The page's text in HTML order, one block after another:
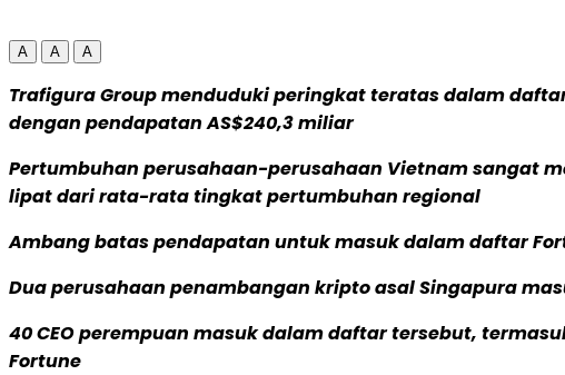
A A A
Trafigura Group menduduki peringkat teratas dalam
dengan pendapatan AS$240,3 miliar
Pertumbuhan perusahaan-perusahaan Vietnam sangat
lipat dari rata-rata tingkat pertumbuhan regional
Ambang batas pendapatan untuk masuk dalam daftar
Dua perusahaan penambangan kripto asal Singapura
40 CEO perempuan masuk dalam daftar tersebut,
Fortune